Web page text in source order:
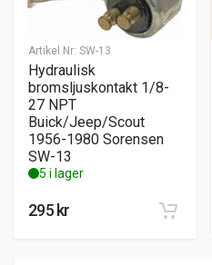
Artikel Nr: SW-13
Hydraulisk
bromsljuskontakt 1/8-
27 NPT
Buick/Jeep/Scout
1956-1980 Sorensen
SW-13
5 i lager
295 kr